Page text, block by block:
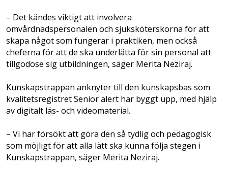
– Det kändes viktigt att involvera
omvårdnadspersonalen och sjuksköterskorna för att
skapa något som fungerar i praktiken, men också
cheferna för att de ska underlätta för sin personal att
tillgodose sig utbildningen, säger Merita Neziraj.
Kunskapstrappan anknyter till den kunskapsbas som
kvalitetsregistret Senior alert har byggt upp, med hjälp
av digitalt läs- och videomaterial.
– Vi har försökt att göra den så tydlig och pedagogisk
som möjligt för att alla lätt ska kunna följa stegen i
Kunskapstrappan, säger Merita Neziraj.